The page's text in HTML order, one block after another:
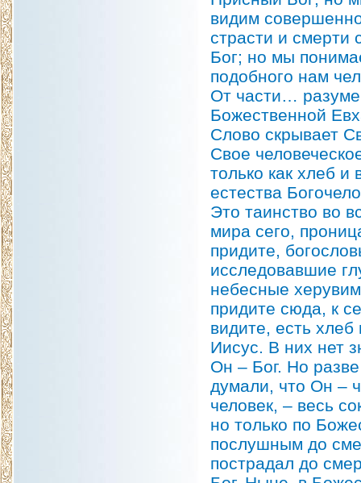
видим
страсти и смерти
Бог; но мы
подобного нам
От части…
Божественной
Слово скрывает
Свое
только как хлеб и
естества
Это таинство во
мира сего,
придите,
исследовавшие
небесные
придите сюда, к
видите, есть хлеб
Иисус. В них нет
Он – Бог. Но
думали, что Он –
человек, – весь
но только по
послушным до
пострадал до